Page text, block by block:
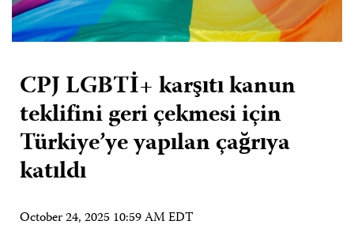
CPJ LGBTİ+ karşıtı kanun
teklifini geri çekmesi için
Türkiye’ye yapılan çağrıya
katıldı
October 24, 2025 10:59 AM EDT